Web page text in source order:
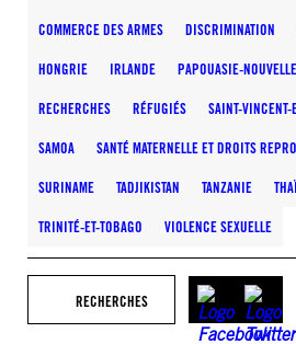
COMMERCE DES ARMES DISCRIMINATION
HONGRIE IRLANDE PAPOUASIE-
RECHERCHES RÉFUGIÉS SAINT-VINCENT-
SAMOA SANTÉ MATERNELLE ET DROITS
SURINAME TADJIKISTAN TANZANIE
TRINITÉ-ET-TOBAGO VIOLENCE SEXUELLE
RECHERCHES